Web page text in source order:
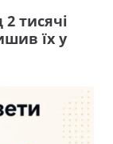
тисячі
їх у